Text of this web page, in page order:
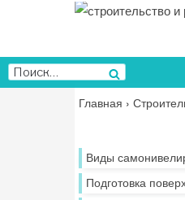
содержимому
Искать:
Поиск
Главная ›
Виды
Подготовка